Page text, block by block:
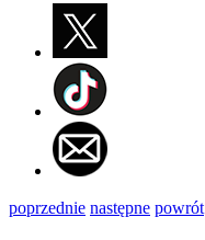
poprzednie następne powrót